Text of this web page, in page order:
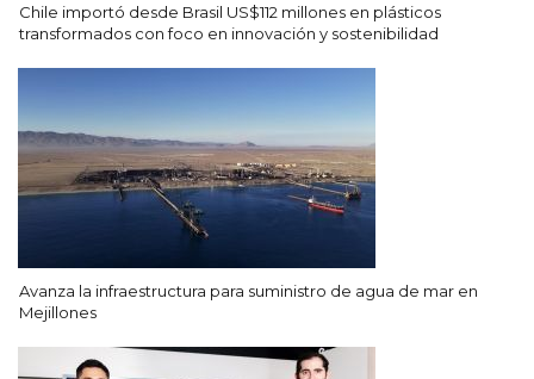
Chile importó desde Brasil US$112 millones en plásticos
transformados con foco en innovación y sostenibilidad
Avanza la infraestructura para suministro de agua de mar en
Mejillones